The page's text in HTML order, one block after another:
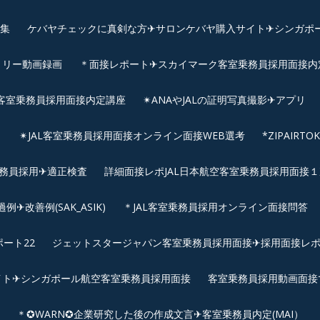
ケバヤチェックに真剣な方✈サロンケバヤ購入サイト✈シンガポ
ー動画録画 ＊面接レポート✈スカイマーク客室乗務員採用面接
室乗務員採用面接内定講座 ✴︎ANAやJALの証明写真撮影✈︎アプリ
✴︎JAL客室乗務員採用面接オンライン面接WEB選考
員採用✈適正検査 詳細面接レポJAL日本航空客室乗務員採用面接
✈改善例(SAK_ASIK) ＊JAL客室乗務員採用オンライン面接問答
ート22 ジェットスタージャパン客室乗務員採用面接✈採用面接レ
✈シンガポール航空客室乗務員採用面接 客室乗務員採用動画面
＊✪WARN✪企業研究した後の作成文言✈客室乗務員内定(MAI）